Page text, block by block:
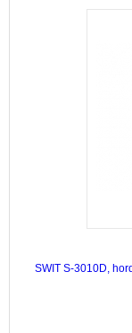
SWIT S-3010D,